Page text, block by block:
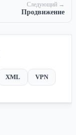
Следующий →
Продвижение
XML VPN